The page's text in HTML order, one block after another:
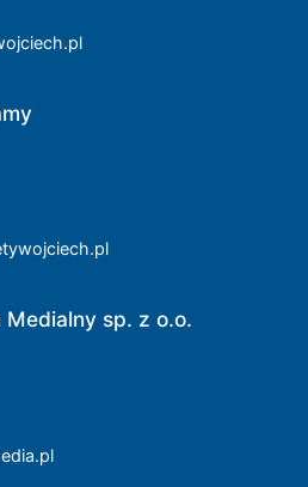
Medialny sp. z o.o.